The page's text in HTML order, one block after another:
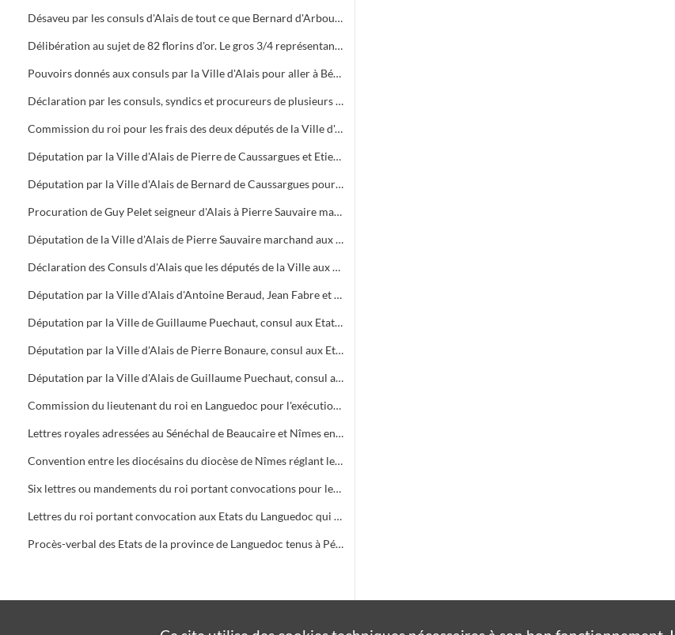
Désaveu par les consuls d'Alais de tout ce que Bernard d'Arbousse, leur envoyé à Béziers auprès du comte d'Armagnac, aurait pu faire au-delà des pouvoirs qu'il avait reçus
Délibération au sujet de 82 florins d'or. Le gros 3/4 représentant le contingent de la Ville d'Alais pour le présent que la sénéchaussée de Beaucaire et Nîmes devait faire lors de l'ambassade qu'elle enverrait au roi de France détenu en Angleterre
Pouvoirs donnés aux consuls par la Ville d'Alais pour aller à Béziers traiter avec les envoyés du duc de Normandie, régent de France, au sujet du traité fait par le duc avec le roi de Danemark
Déclaration par les consuls, syndics et procureurs de plusieurs villes de la sénéchaussée de Beaucaire et Nîmes de ce qui est dû aux consuls d'Alais pour les dépenses qu'ils ont faites à Nîmes, Béziers et Saint Saturnin pendant le conseil tenu sur les ordres du duc d'Anjou, frère et lieutenant du roi
Commission du roi pour les frais des deux députés de la Ville d'Alais venus à Lyon pour comparaître par devant le chancelier et autres gens du roi
Députation par la Ville d'Alais de Pierre de Caussargues et Etienne Lozeran pour aller à Montpellier assister à une assemblée de députés des communautés qui composent la sénéchaussée de Beaucaire
Députation par la Ville d'Alais de Bernard de Caussargues pour aller à Paris comparaître devant le roi suivant l'ordonnance de celui-ci
Procuration de Guy Pelet seigneur d'Alais à Pierre Sauvaire marchand de la Ville pour représenter le dit seigneur aux Etats Généraux de la province de Languedoc qui auront lieu à Carcassonne le 20 du même mois
Députation de la Ville d'Alais de Pierre Sauvaire marchand aux Etats Généraux de la province convoqués à Carcassonne
Déclaration des Consuls d'Alais que les députés de la Ville aux Etats Généraux de la province ont été payés par le trésorier et receveur du roi dans le diocèse des dépenses occasionnées par leur ambassade
Députation par la Ville d'Alais d'Antoine Beraud, Jean Fabre et Etienne Marcellet pour aller à Nîmes délibérer avec les consuls de cette ville suivant les ordres du roi
Députation par la Ville de Guillaume Puechaut, consul aux Etats Généraux de la province convoqués à Montpellier
Députation par la Ville d'Alais de Pierre Bonaure, consul aux Etats Généraux de la province convoqués à Montpellier le 15 du même mois
Députation par la Ville d'Alais de Guillaume Puechaut, consul aux Etats Généraux de la province, convoqués à Montpellier le 20 du même mois
Commission du lieutenant du roi en Languedoc pour l'exécution d'un arrêt du même jour en faveur des consuls d'Alais contre les consuls, syndics ou procureurs de Nîmes, Beaucaire, Sommières, Aimargues, Massillargues, Sauve, Anduze et Le Vigan
Lettres royales adressées au Sénéchal de Beaucaire et Nîmes en faveur des consuls d'Alais qui n'avaient pas été payés de leurs dépenses pour leur entrée aux Etats Généraux de la province
Convention entre les diocésains du diocèse de Nîmes réglant leur tour d'entrée aux Etats Généraux de la province
Six lettres ou mandements du roi portant convocations pour les Etats
Lettres du roi portant convocation aux Etats du Languedoc qui se tiendront à Pont Saint-Esprit le 12 Novembre suivant
Procès-verbal des Etats de la province de Languedoc tenus à Pézenas en 1601